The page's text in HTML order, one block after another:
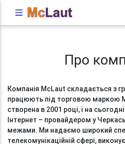
Про
Компанія McLaut складається з
працюють під торговою маркою
створена в 2001 році, і на
Інтернет – провайдером у
межами. Ми надаємо широкий
телекомунікаційній сфері,